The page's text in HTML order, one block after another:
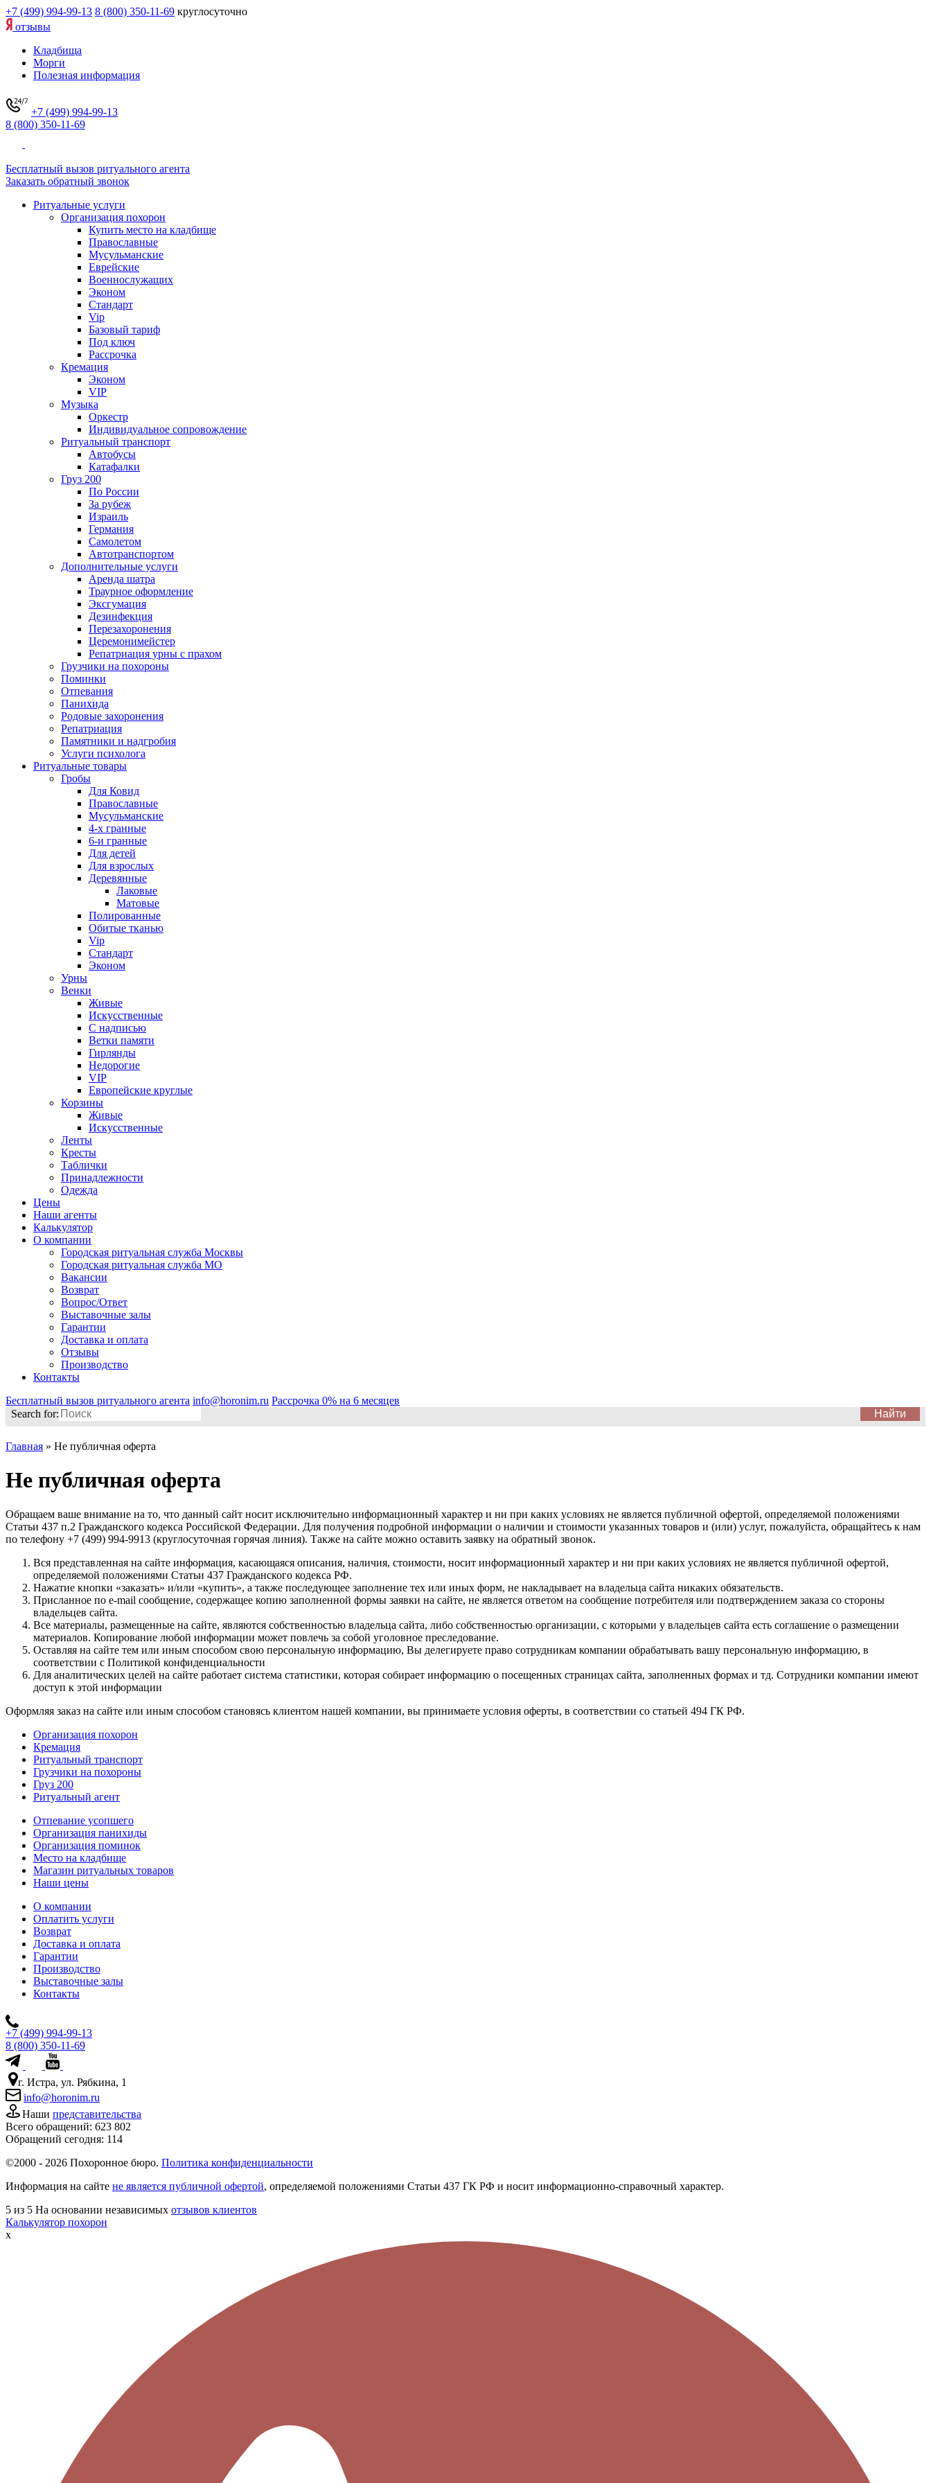
+7 (499) 994-99-13 8 (800) 350-11-69 круглосуточно
отзывы
Кладбища
Морги
Полезная информация
+7 (499) 994-99-13
8 (800) 350-11-69
Бесплатный вызов ритуального агента
Заказать обратный звонок
Ритуальные услуги
Организация похорон
Купить место на кладбище
Православные
Мусульманские
Еврейские
Военнослужащих
Эконом
Стандарт
Vip
Базовый тариф
Под ключ
Рассрочка
Кремация
Эконом
VIP
Музыка
Оркестр
Индивидуальное сопровождение
Ритуальный транспорт
Автобусы
Катафалки
Груз 200
По России
За рубеж
Израиль
Германия
Самолетом
Автотранспортом
Дополнительные услуги
Аренда шатра
Траурное оформление
Эксгумация
Дезинфекция
Перезахоронения
Церемонимейстер
Репатриация урны с прахом
Грузчики на похороны
Поминки
Отпевания
Панихида
Родовые захоронения
Репатриация
Памятники и надгробия
Услуги психолога
Ритуальные товары
Гробы
Для Ковид
Православные
Мусульманские
4-х гранные
6-и гранные
Для детей
Для взрослых
Деревянные
Лаковые
Матовые
Полированные
Обитые тканью
Vip
Стандарт
Эконом
Урны
Венки
Живые
Искусственные
С надписью
Ветки памяти
Гирлянды
Недорогие
VIP
Европейские круглые
Корзины
Живые
Искусственные
Ленты
Кресты
Таблички
Принадлежности
Одежда
Цены
Наши агенты
Калькулятор
О компании
Городская ритуальная служба Москвы
Городская ритуальная служба МО
Вакансии
Возврат
Вопрос/Ответ
Выставочные залы
Гарантии
Доставка и оплата
Отзывы
Производство
Контакты
Бесплатный вызов ритуального агента info@horonim.ru Рассрочка 0% на 6 месяцев
Search for:
Главная » Не публичная оферта
Не публичная оферта
Обращаем ваше внимание на то, что данный сайт носит исключительно информационный характер и ни при каких условиях не является публичной офертой, определяемой положениями
Статьи 437 п.2 Гражданского кодекса Российской Федерации. Для получения подробной информации о наличии и стоимости указанных товаров и (или) услуг, пожалуйста, обращайтесь к нам
по телефону +7 (499) 994-9913 (круглосуточная горячая линия). Также на сайте можно оставить заявку на обратный звонок.
Вся представленная на сайте информация, касающаяся описания, наличия, стоимости, носит информационный характер и ни при каких условиях не является публичной офертой,
определяемой положениями Статьи 437 Гражданского кодекса РФ.
Нажатие кнопки «заказать» и/или «купить», а также последующее заполнение тех или иных форм, не накладывает на владельца сайта никаких обязательств.
Присланное по e-mail сообщение, содержащее копию заполненной формы заявки на сайте, не является ответом на сообщение потребителя или подтверждением заказа со стороны
владельцев сайта.
Все материалы, размещенные на сайте, являются собственностью владельца сайта, либо собственностью организации, с которыми у владельцев сайта есть соглашение о размещении
материалов. Копирование любой информации может повлечь за собой уголовное преследование.
Оставляя на сайте тем или иным способом свою персональную информацию, Вы делегируете право сотрудникам компании обрабатывать вашу персональную информацию, в
соответствии с Политикой конфиденциальности
Для аналитических целей на сайте работает система статистики, которая собирает информацию о посещенных страницах сайта, заполненных формах и тд. Сотрудники компании имеют
доступ к этой информации
Оформляя заказ на сайте или иным способом становясь клиентом нашей компании, вы принимаете условия оферты, в соответствии со статьей 494 ГК РФ.
Организация похорон
Кремация
Ритуальный транспорт
Грузчики на похороны
Груз 200
Ритуальный агент
Отпевание усопшего
Организация панихиды
Организация поминок
Место на кладбище
Магазин ритуальных товаров
Наши цены
О компании
Оплатить услуги
Возврат
Доставка и оплата
Гарантии
Производство
Выставочные залы
Контакты
+7 (499) 994-99-13
8 (800) 350-11-69
г. Истра, ул. Рябкина, 1
info@horonim.ru
Наши представительства
Всего обращений: 623 802
Обращений сегодня: 114
©2000 - 2026 Похоронное бюро. Политика конфиденциальности
Информация на сайте не является публичной офертой, определяемой положениями Статьи 437 ГК РФ и носит информационно-справочный характер.
5 из 5 На основании независимых отзывов клиентов
Калькулятор похорон
x